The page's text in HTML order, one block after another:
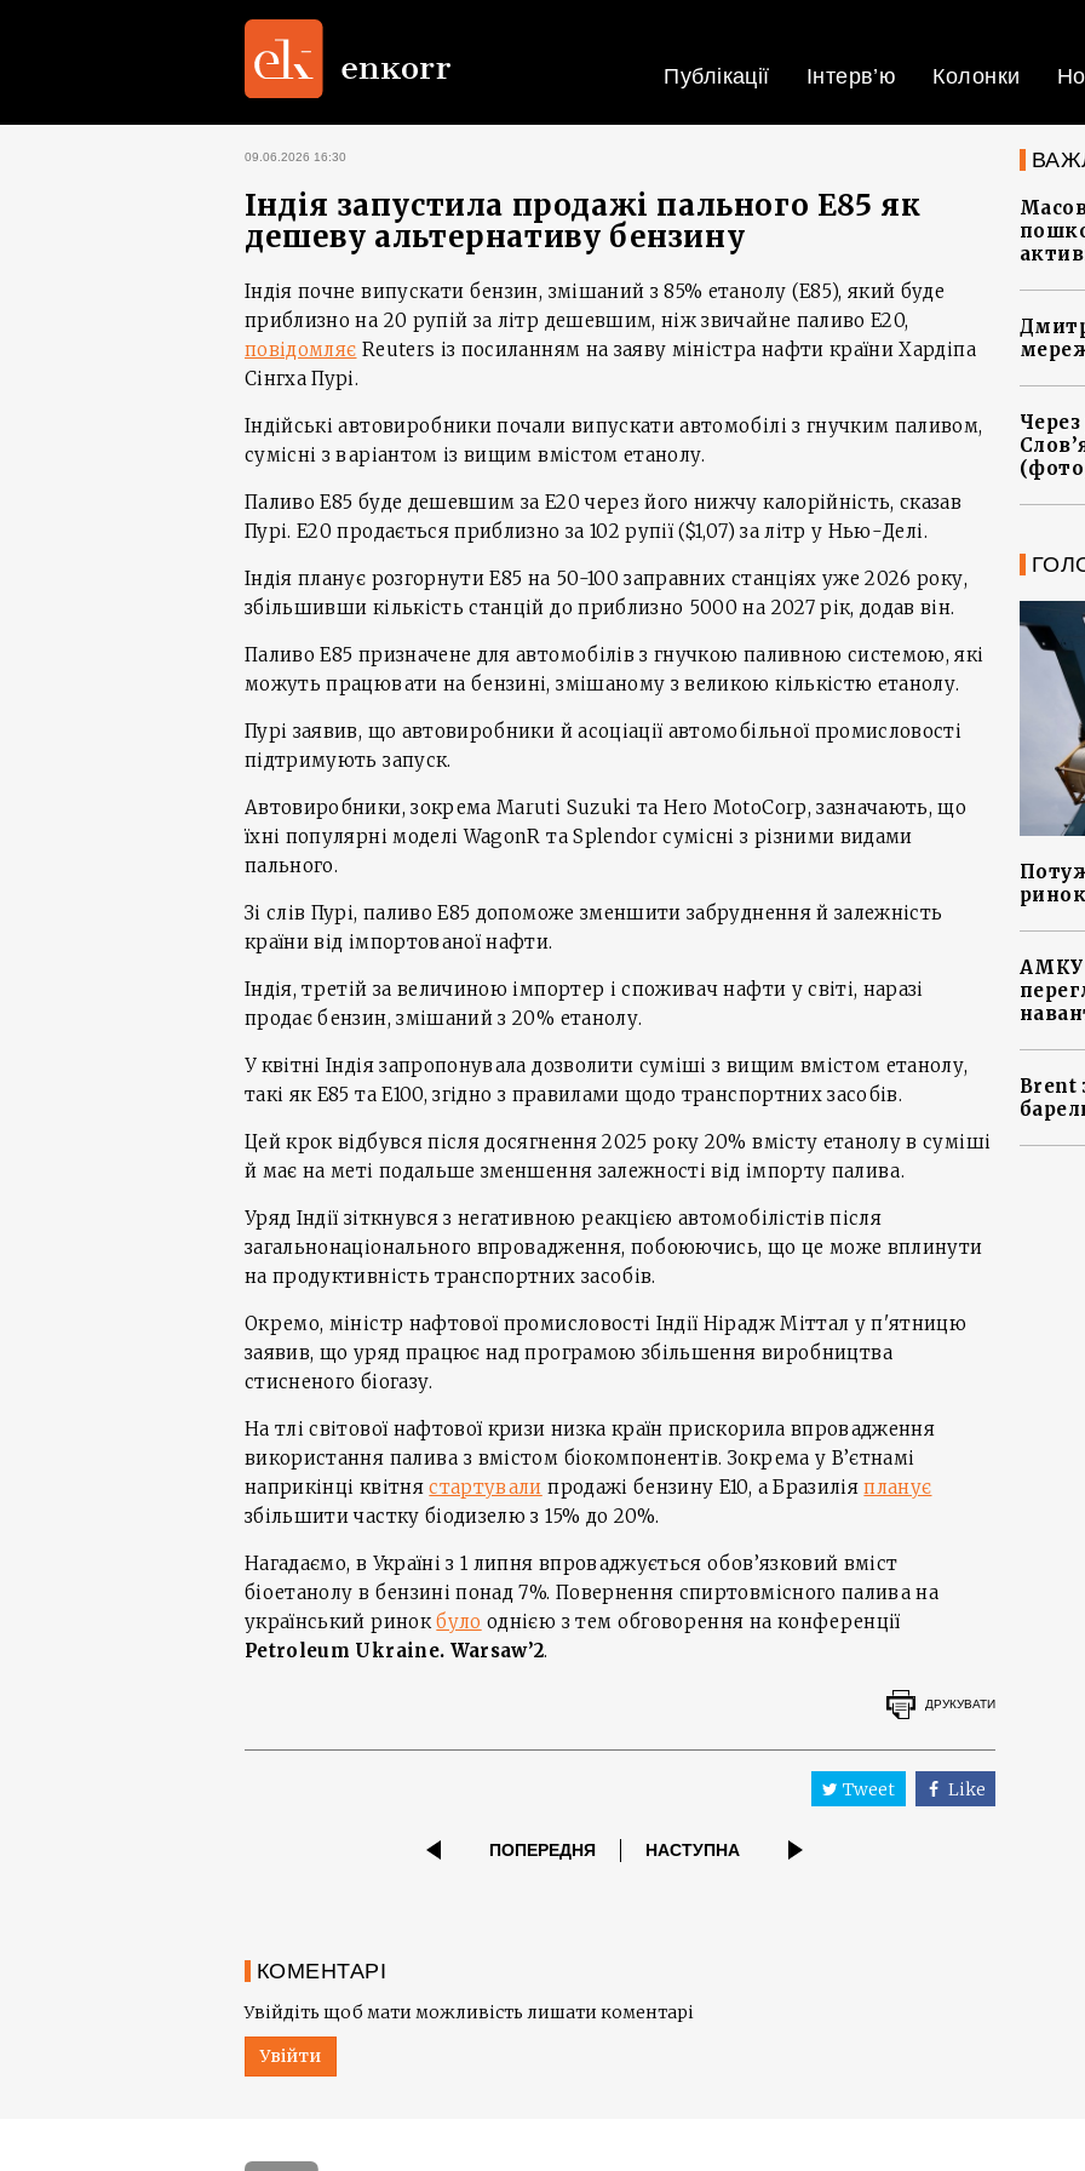
Публікації Інтерв’ю Колонки
09.06.2026 16:30
Індія запустила продажі пального E85 як
дешеву альтернативу бензину
Індія почне випускати бензин, змішаний з 85% етанолу (E85), який буде
приблизно на 20 рупій за літр дешевшим, ніж звичайне паливо E20,
повідомляє Reuters із посиланням на заяву міністра нафти країни Хардіпа
Сінгха Пурі.
Індійські автовиробники почали випускати автомобілі з гнучким паливом,
сумісні з варіантом із вищим вмістом етанолу.
Паливо E85 буде дешевшим за E20 через його нижчу калорійність, сказав
Пурі. E20 продається приблизно за 102 рупії ($1,07) за літр у Нью-Делі.
Індія планує розгорнути E85 на 50-100 заправних станціях уже 2026 року,
збільшивши кількість станцій до приблизно 5000 на 2027 рік, додав він.
Паливо E85 призначене для автомобілів з гнучкою паливною системою, які
можуть працювати на бензині, змішаному з великою кількістю етанолу.
Пурі заявив, що автовиробники й асоціації автомобільної промисловості
підтримують запуск.
Автовиробники, зокрема Maruti Suzuki та Hero MotoCorp, зазначають, що
їхні популярні моделі WagonR та Splendor сумісні з різними видами
пального.
Зі слів Пурі, паливо E85 допоможе зменшити забруднення й залежність
країни від імпортованої нафти.
Індія, третій за величиною імпортер і споживач нафти у світі, наразі
продає бензин, змішаний з 20% етанолу.
У квітні Індія запропонувала дозволити суміші з вищим вмістом етанолу,
такі як E85 та E100, згідно з правилами щодо транспортних засобів.
Цей крок відбувся після досягнення 2025 року 20% вмісту етанолу в суміші
й має на меті подальше зменшення залежності від імпорту палива.
Уряд Індії зіткнувся з негативною реакцією автомобілістів після
загальнонаціонального впровадження, побоюючись, що це може вплинути
на продуктивність транспортних засобів.
Окремо, міністр нафтової промисловості Індії Нірадж Міттал у п'ятницю
заявив, що уряд працює над програмою збільшення виробництва
стисненого біогазу.
На тлі світової нафтової кризи низка країн прискорила впровадження
використання палива з вмістом біокомпонентів. Зокрема у В’єтнамі
наприкінці квітнястартували продажі бензину E10, а Бразиліяпланує
збільшити частку біодизелю з 15% до 20%.
Нагадаємо, в Україні з 1 липня впроваджується обов’язковий вміст
біоетанолу в бензині понад 7%. Повернення спиртовмісного палива на
український ринокбуло однією з тем обговорення на конференції
Petroleum Ukraine. Warsaw’2.
ДРУКУВАТИ
Tweet Like
ПОПЕРЕДНЯ НАСТУПНА
КОМЕНТАРІ
Увійдіть щоб мати можливість лишати коментарі
Увійти
Через
АМКУ
Brent